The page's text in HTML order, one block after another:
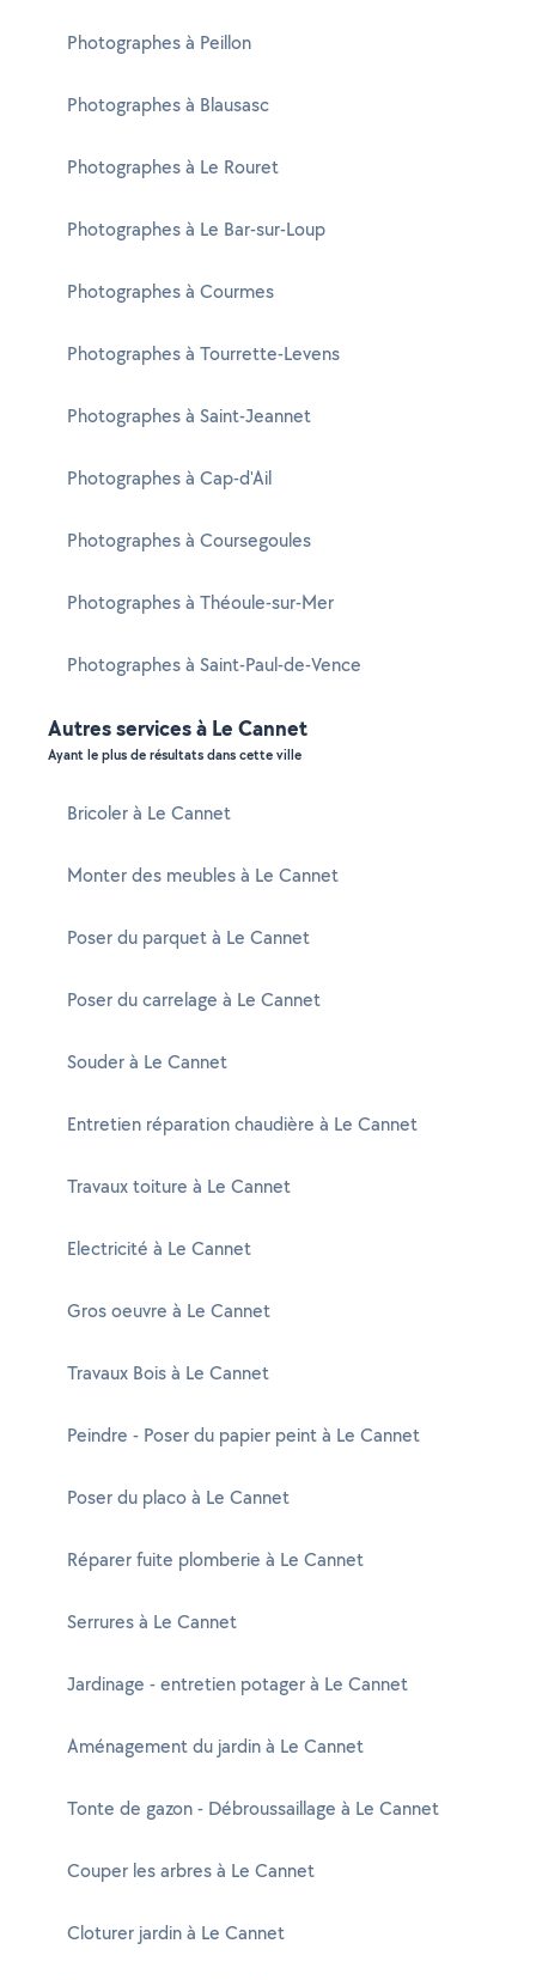
Photographes à Peillon
Photographes à Blausasc
Photographes à Le Rouret
Photographes à Le Bar-sur-Loup
Photographes à Courmes
Photographes à Tourrette-Levens
Photographes à Saint-Jeannet
Photographes à Cap-d'Ail
Photographes à Coursegoules
Photographes à Théoule-sur-Mer
Photographes à Saint-Paul-de-Vence
Autres services à Le Cannet
Ayant le plus de résultats dans cette ville
Bricoler à Le Cannet
Monter des meubles à Le Cannet
Poser du parquet à Le Cannet
Poser du carrelage à Le Cannet
Souder à Le Cannet
Entretien réparation chaudière à Le Cannet
Travaux toiture à Le Cannet
Electricité à Le Cannet
Gros oeuvre à Le Cannet
Travaux Bois à Le Cannet
Peindre - Poser du papier peint à Le Cannet
Poser du placo à Le Cannet
Réparer fuite plomberie à Le Cannet
Serrures à Le Cannet
Jardinage - entretien potager à Le Cannet
Aménagement du jardin à Le Cannet
Tonte de gazon - Débroussaillage à Le Cannet
Couper les arbres à Le Cannet
Cloturer jardin à Le Cannet